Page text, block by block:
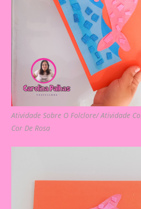
Atividade Sobre O Folclore/ Atividade
Cor De Rosa